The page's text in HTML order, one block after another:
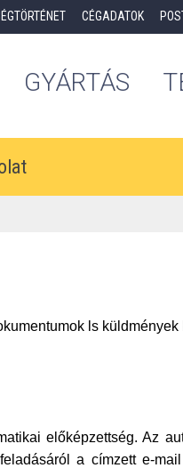
CÉGADATOK
GYÁRTÁS
ls
előképzettség. Az
a címzett e-